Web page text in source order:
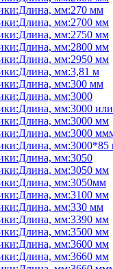
мм:270 мм
мм:2700 мм
мм:2750 мм
мм:2800 мм
мм:2950 мм
мм:3,81 м
мм:300 мм
мм:3000
мм:3000
мм:3000 мм
мм:3000
мм:3000*85
мм:3050
мм:3050 мм
мм:3050мм
мм:3100 мм
мм:330 мм
мм:3390 мм
мм:3500 мм
мм:3600 мм
мм:3660 мм